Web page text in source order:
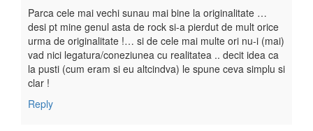
Parca cele mai vechi sunau mai bine la originalitate …
desi pt mine genul asta de rock si-a pierdut de mult orice
urma de originalitate !… si de cele mai multe ori nu-i (mai)
vad nici legatura/coneziunea cu realitatea .. decit idea ca
la pusti (cum eram si eu altcindva) le spune ceva simplu si
clar !
Reply